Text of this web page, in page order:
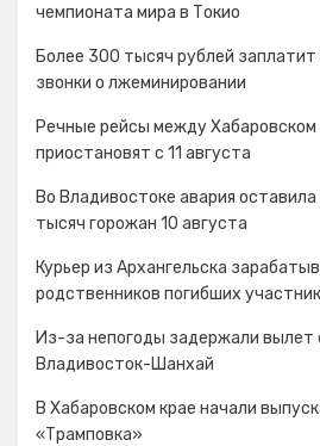
чемпионата мира в Токио
Более 300 тысяч рублей
звонки о лжеминировании
Речные рейсы между
приостановят с 11 августа
Во Владивостоке авария
тысяч горожан 10 августа
Курьер из Архангельска
родственников погибших
Из-за непогоды задержали вылет
Владивосток-Шанхай
В Хабаровском крае начали
«Трамповка»